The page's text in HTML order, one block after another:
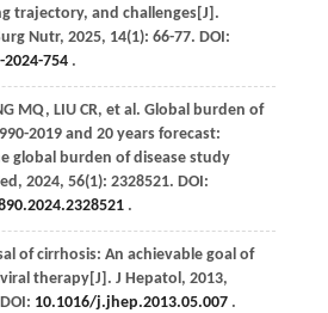
trajectory, and challenges[J].
Nutr, 2025, 14(1): 66-77. DOI:
754.
MQ, LIU CR, et al . Global burden of
2019 and 20 years forecast:
global burden of disease study
, 2024, 56(1): 2328521. DOI:
.
of cirrhosis: An achievable goal of
therapy[J]. J Hepatol , 2013,
10.1016/j.jhep.2013.05.007.